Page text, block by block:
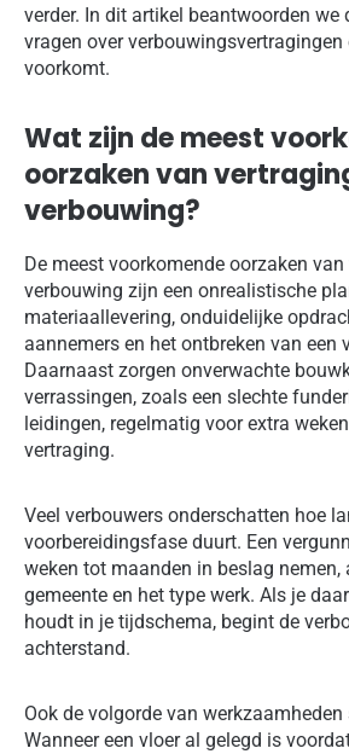
verder. In dit artikel beantwoorden we
vragen over verbouwingsvertragingen
voorkomt.
Wat zijn de meest
oorzaken van
verbouwing?
De meest voorkomende oorzaken
verbouwing zijn een onrealistische
materiaallevering, onduidelijke
aannemers en het ontbreken van een
Daarnaast zorgen onverwachte
verrassingen, zoals een slechte
leidingen, regelmatig voor extra
vertraging.
Veel verbouwers onderschatten hoe
voorbereidingsfase duurt. Een
weken tot maanden in beslag
gemeente en het type werk. Als je
houdt in je tijdschema, begint de
achterstand.
Ook de volgorde van werkzaamheden
Wanneer een vloer al gelegd is